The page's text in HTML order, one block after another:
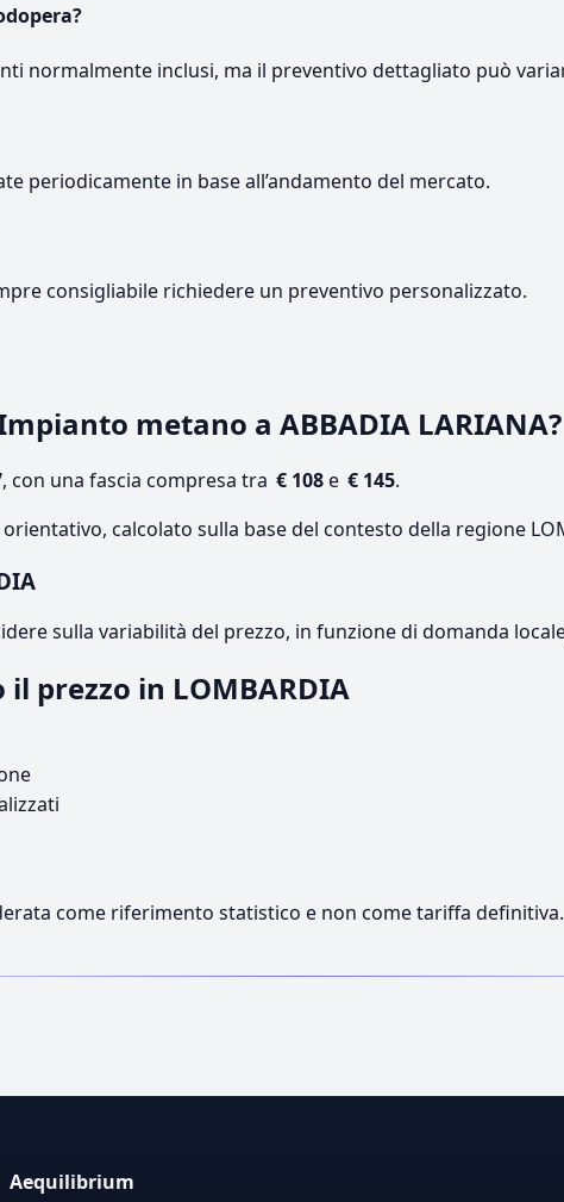
normalmente inclusi, ma il preventivo dettagliato può
periodicamente in base all’andamento del mercato.
consigliabile richiedere un preventivo personalizzato.
metano a ABBADIA LARIANA?
, con una fascia compresa tra € 108e € 145.
calcolato sulla base del contesto della regione
sulla variabilità del prezzo, in funzione di domanda
prezzo in LOMBARDIA
come riferimento statistico e non come tariffa definitiva.
Aequilibrium